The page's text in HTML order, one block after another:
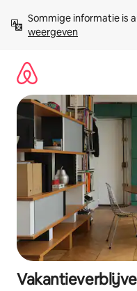
direct
naar
Sommige informatie is
weergeven